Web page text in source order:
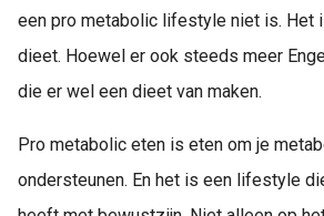
een pro metabolic lifestyle niet is. Het
dieet. Hoewel er ook steeds meer
die er wel een dieet van maken.
Pro metabolic eten is eten om je
ondersteunen. En het is een lifestyle